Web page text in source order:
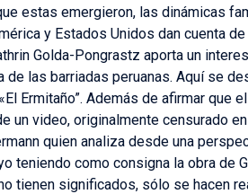
estas emergieron, las dinámicas
y Estados Unidos dan cuenta
Golda-Pongrastz aporta un
las barriadas peruanas. Aquí se
Ermitaño”. Además de afirmar que
un video, originalmente censurado
quien analiza desde una
teniendo como consigna la obra de
tienen significados, sólo se hacen